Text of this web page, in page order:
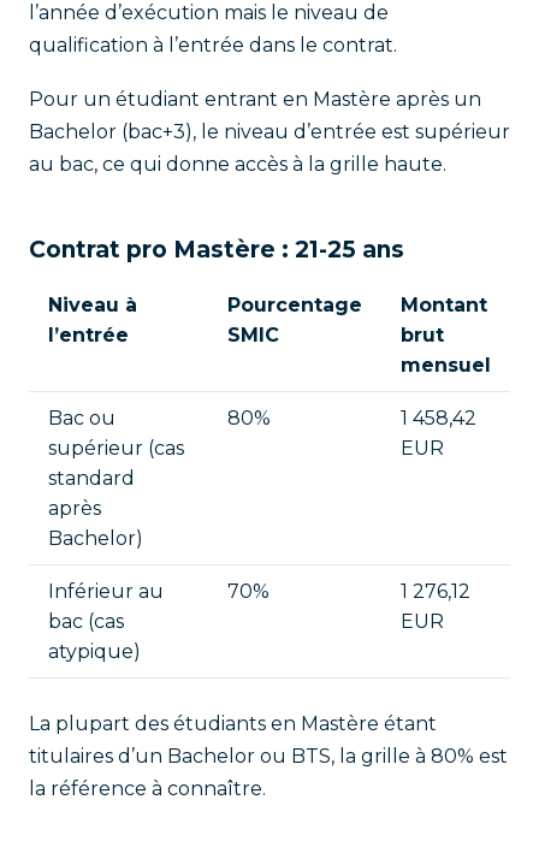
l’année d’exécution mais le niveau de
qualification à l’entrée dans le contrat.
Pour un étudiant entrant en Mastère après un
Bachelor (bac+3), le niveau d’entrée est supérieur
au bac, ce qui donne accès à la grille haute.
Contrat pro Mastère : 21-25 ans
Niveau à
l’entrée
Pourcentage
SMIC
Montant
brut
mensuel
Bac ou
supérieur (cas
standard
après
Bachelor)
80%
1 458,42
EUR
Inférieur au
bac (cas
atypique)
70%
1 276,12
EUR
La plupart des étudiants en Mastère étant
titulaires d’un Bachelor ou BTS, la grille à 80% est
la référence à connaître.